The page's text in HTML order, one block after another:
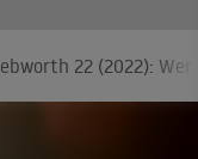
22 (2022):